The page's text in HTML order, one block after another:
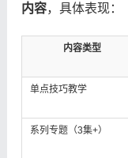
内容​​，具体表现：
内容类型
单点技巧教学
系列专题（3集+）